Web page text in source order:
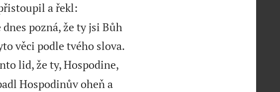
a řekl:
pozná, že ty jsi Bůh
věci podle tvého slova.
lid, že ty, Hospodine,
Hospodinův oheň a